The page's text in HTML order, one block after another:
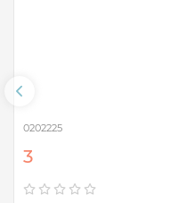
0202225
3